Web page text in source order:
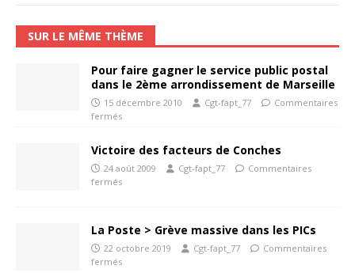
SUR LE MÊME THÈME
Pour faire gagner le service public postal
dans le 2ème arrondissement de Marseille
15 décembre 2010 Cgt-fapt_77
Commentaires
fermés
Victoire des facteurs de Conches
24 août 2009 Cgt-fapt_77
Commentaires
fermés
La Poste > Grève massive dans les PICs
22 octobre 2019 Cgt-fapt_77
Commentaires
fermés